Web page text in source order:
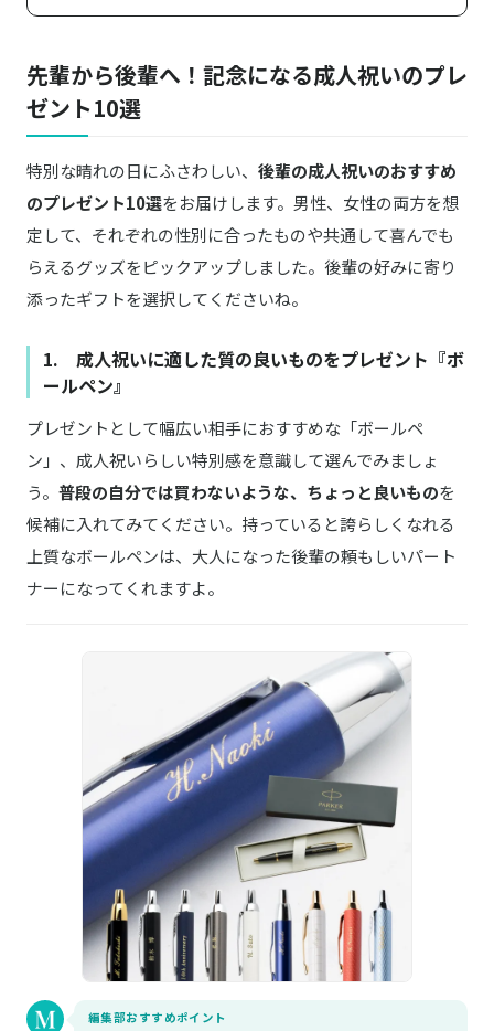
先輩から後輩へ！記念になる成人祝いのプレ
ゼント10選
特別な晴れの日にふさわしい、 後輩の成人祝いのおすすめ
のプレゼント10選をお届けします。男性、女性の両方を想
定して、それぞれの性別に合ったものや共通して喜んでも
らえるグッズをピックアップしました。後輩の好みに寄り
添ったギフトを選択してくださいね。
1. 成人祝いに適した質の良いものをプレゼント『ボ
ールペン』
プレゼントとして幅広い相手におすすめな「ボールペ
ン」、成人祝いらしい特別感を意識して選んでみましょ
う。 普段の自分では買わないような、ちょっと良いものを
候補に入れてみてください。持っていると誇らしくなれる
上質なボールペンは、大人になった後輩の頼もしいパート
ナーになってくれますよ。
編集部おすすめポイント